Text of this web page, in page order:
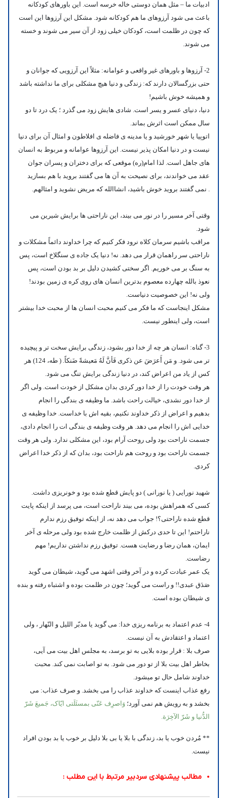
ادبیات ما – مثل همان دوستی خاله خرسه است. این باورهای کودکانه
باعث می شود آرزوهای ما هم کودکانه شود. مشکل این آرزوها این است
که چون در ظلمت است، کودکان خیلی زود از آن سیر می شوند و خسته
می شوند.
2- آرزوها و باورهای غیر واقعی و عوامانه:
مثلاً این آرزویی که جوانان و
حتی بزرگسالان دارند که: زندگی و دنیا هیچ مشکلی برای ما نداشته باشد
و همیشه خوش باشیم!
دنیا، دنیای عسر و یسر است. شادی هایش زود می گذرد ؛ یک درد تا دو
سال ممکن است اثرش بماند.
اتوپیا یا شهر خورشید و یا مدینه ی فاضله ی افلاطون و امثال آن برای دنیا
نیست و در دنیا امکان پذیر نیست. این آرزوها عوامانه و مربوط به انسان
های جاهل است. لذا امام(ره) موقعی که برای دختران و پسران جوان
عقد می خواندند، برای نصیحت به آن ها می گفتند بروید با هم بسازید
. نمی گفتند بروید خوش باشید، انشاالله که مریض نشوید و امثالهم.
وقتی آخر مسیر را در نور می بیند، این ناراحتی ها برایش شیرین می
شود.
مراقب باشیم سرمان کلاه نرود فکر کنیم که چرا خداوند دائماً مشکلات و
ناراحتی سر راهمان قرار می دهد. نه! دنیا یک جاده ی سنگلاخ است، پس
به سنگ بر می خوریم. اگر سختی کشیدن دلیل بر بد بودن است، پس
نعوذ بالله چهارده معصوم بدترین انسان های روی کره ی زمین بودند!
ولی نه! این خصوصیت دنیاست.
مشکل اینجاست که ما فکر می کنیم محبت انسان ها از محبت خدا بیشتر
است، ولی اینطور نیست.
3- گناه:
انسان هر چه از خدا دور بشود، زندگی برایش سخت تر و پیچیده
تر می شود. و مَن أَعرَضَ عن ذکری فَأنَّ لَهُ مَعیشةً ضَنکاً. ( طه، 124)
هر
کس از یاد من اعراض کند، در دنیا زندگی برایش تنگ می شود.
هر وقت خودت را از خدا دور کردی بدان مشکل از خودت است. ولی اگر
از خدا دور نشدی، خیالت راحت باشد. ما وظیفه ی بندگی را انجام
بدهیم و اعراض از ذکر خداوند نکنیم، بقیه اش با خداست. خدا وظیفه ی
خدایی اش را انجام می دهد. هر وقت وظیفه ی بندگی ات را انجام دادی،
جسمت ناراحت بود ولی روحت آرام بود، این مشکلی ندارد. ولی هر وقت
جسمت ناراحت بود و روحت هم ناراحت بود، بدان که از ذکر خدا اعراض
کردی.
شهید نورایی ( یا نورانی ) دو پایش قطع شده بود و خونریزی داشت.
کسی که همراهش بوده، می بیند ناراحت است، می پرسد از اینکه پایت
قطع شده ناراحتی؟! جواب می دهد نه، از اینکه توفیق رزم ندارم
ناراحتم! این تا حدی درکش از ظلمت خارج شده بود ولی مرحله ی آخر
ایمان، همان رضا و رضایت هست. توفیق رزم نداشتن نداریم! مهم
رضاست.
یک عمر عبادت کرده و در آخر وقتی اشهد می گوید، شیطان می گوید
صَدَق عبدی!! و راست می گوید؛ چون در ظلمت بوده و اشتباه رفته و بنده
ی شیطان بوده است.
4- عدم اعتماد به برنامه ریزی خدا:
می گوید یا مدبّر اللیل و النّهار ، ولی
اعتماد و اعتقادش به آن نیست.
صرف بلا : قرار بوده بلایی به تو برسد، به مجلس اهل بیت می آیی،
بخاطر اهل بیت بلا از تو دور می شود. به تو اصابت نمی کند. محبت
خداوند شامل حال تو میشود.
رفع عذاب اینست که خداوند عذاب را می بخشد. و صرف عذاب: می
بخشد و به رویش هم نمی آورد؛ وَاصرِف عَنّی بمسئَلَتی ایّاک، جَمیعَ شَرّ
الدُّنیا و شَرّ الآخِرَة.
** مُردن خوب یا بد، زندگی با بلا یا بی بلا دلیل بر خوب یا بد بودن افراد
نیست.
مطالب پیشنهادی سردبیر مرتبط با این مطلب :